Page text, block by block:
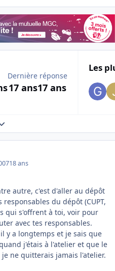
Dernière réponse
17 ans17 ans
Les
topic overview
18 ans
autre, c'est d'aller au dépôt
du dépôt (CUPT,
qui s'offrent à toi, voir pour
avec tes responsables.
y a longtemps et je sais que
j'étais à l'atelier et que le
ne quitterais jamais l'atelier.